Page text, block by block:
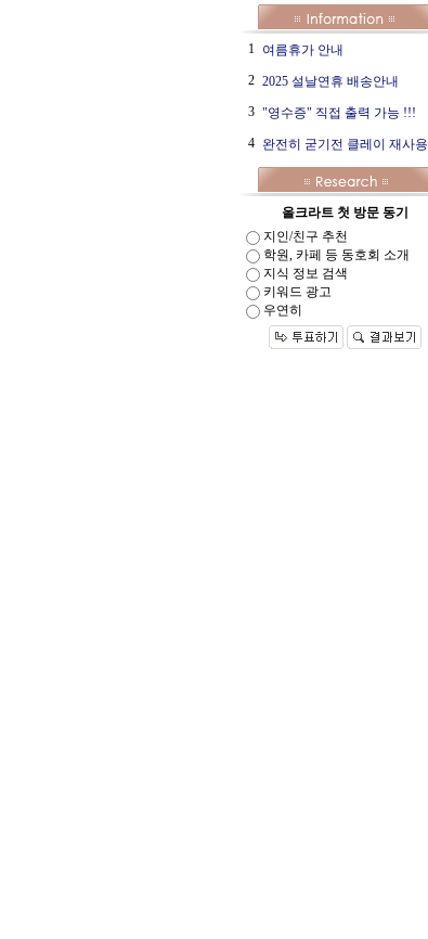
1 여름휴가 안내
2 2025 설날연휴 배송안내
3 "영수증" 직접 출력 가능 !!!
4 완전히 굳기전 클레이 재사용
올크라트 첫 방문 동기
지인/친구 추천
학원, 카페 등 동호회 소개
지식 정보 검색
키워드 광고
우연히